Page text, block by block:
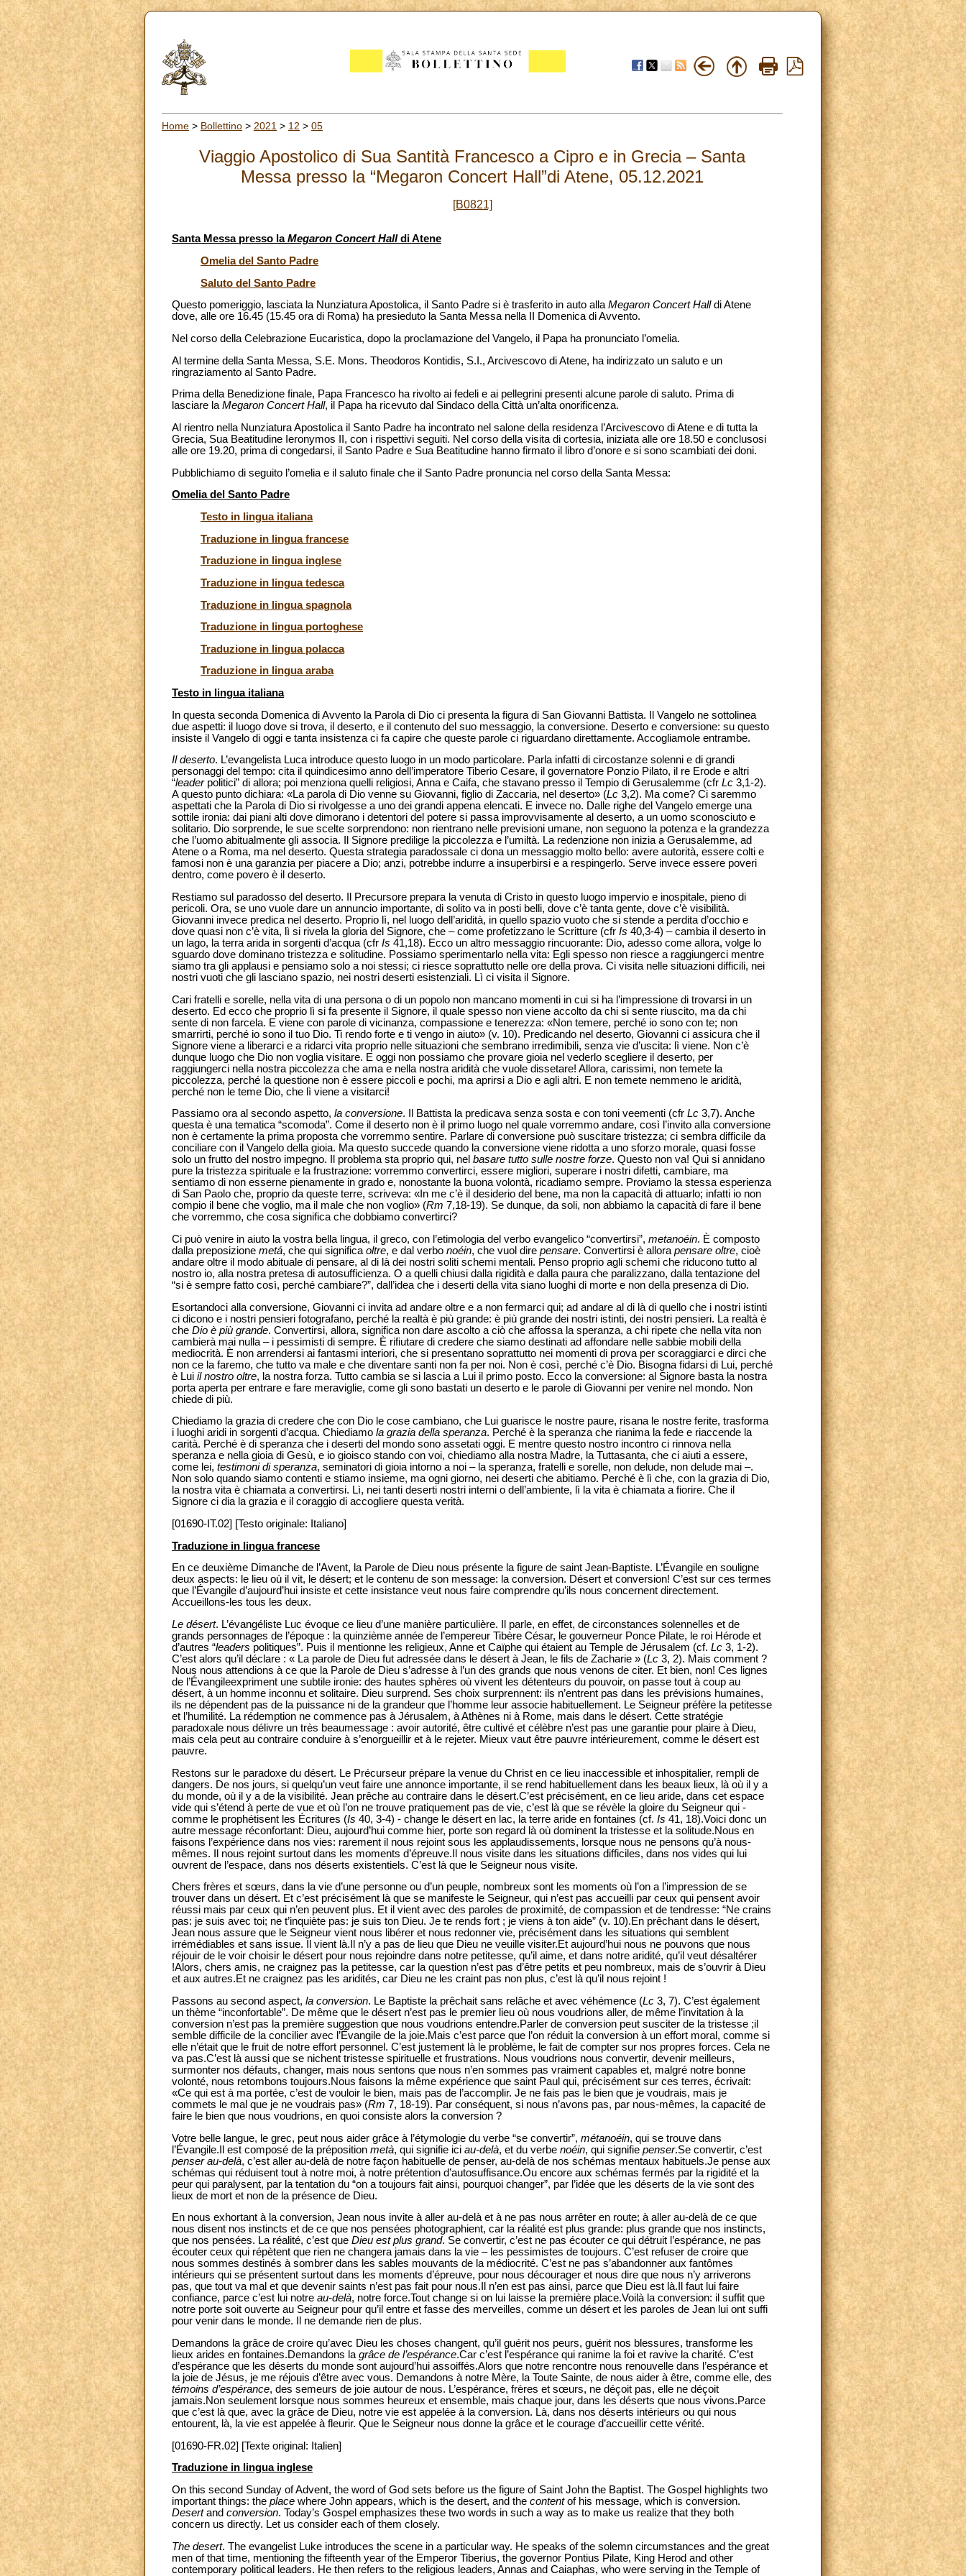
Home > Bollettino > 2021 > 12 > 05
Viaggio Apostolico di Sua Santità Francesco a Cipro e in Grecia – Santa
Messa presso la “Megaron Concert Hall”di Atene, 05.12.2021
[B0821]
Santa Messa presso laMegaron Concert Halldi Atene
Omelia del Santo Padre
Saluto del Santo Padre
Questo pomeriggio, lasciata la Nunziatura Apostolica, il Santo Padre si è trasferito in auto allaMegaron Concert Halldi Atene
dove, alle ore 16.45 (15.45 ora di Roma) ha presieduto la Santa Messa nella II Domenica di Avvento.
Nel corso della Celebrazione Eucaristica, dopo la proclamazione del Vangelo, il Papa ha pronunciato l’omelia.
Al termine della Santa Messa, S.E. Mons. Theodoros Kontidis, S.I., Arcivescovo di Atene, ha indirizzato un saluto e un
ringraziamento al Santo Padre.
Prima della Benedizione finale, Papa Francesco ha rivolto ai fedeli e ai pellegrini presenti alcune parole di saluto. Prima di
lasciare laMegaron Concert Hall, il Papa ha ricevuto dal Sindaco della Città un’alta onorificenza.
Al rientro nella Nunziatura Apostolica il Santo Padre ha incontrato nel salone della residenza l’Arcivescovo di Atene e di tutta la
Grecia, Sua Beatitudine Ieronymos II, con i rispettivi seguiti. Nel corso della visita di cortesia, iniziata alle ore 18.50 e conclusosi
alle ore 19.20, prima di congedarsi, il Santo Padre e Sua Beatitudine hanno firmato il libro d’onore e si sono scambiati dei doni.
Pubblichiamo di seguito l’omelia e il saluto finale che il Santo Padre pronuncia nel corso della Santa Messa:
Omelia del Santo Padre
Testo in lingua italiana
Traduzione in lingua francese
Traduzione in lingua inglese
Traduzione in lingua tedesca
Traduzione in lingua spagnola
Traduzione in lingua portoghese
Traduzione in lingua polacca
Traduzione in lingua araba
Testo in lingua italiana
In questa seconda Domenica di Avvento la Parola di Dio ci presenta la figura di San Giovanni Battista. Il Vangelo ne sottolinea
due aspetti: il luogo dove si trova, il deserto, e il contenuto del suo messaggio, la conversione. Deserto e conversione: su questo
insiste il Vangelo di oggi e tanta insistenza ci fa capire che queste parole ci riguardano direttamente. Accogliamole entrambe.
Il deserto. L’evangelista Luca introduce questo luogo in un modo particolare. Parla infatti di circostanze solenni e di grandi
personaggi del tempo: cita il quindicesimo anno dell’imperatore Tiberio Cesare, il governatore Ponzio Pilato, il re Erode e altri
“leaderpolitici” di allora; poi menziona quelli religiosi, Anna e Caifa, che stavano presso il Tempio di Gerusalemme (cfr Lc 3,1-2).
A questo punto dichiara: «La parola di Dio venne su Giovanni, figlio di Zaccaria, nel deserto» (Lc 3,2). Ma come? Ci saremmo
aspettati che la Parola di Dio si rivolgesse a uno dei grandi appena elencati. E invece no. Dalle righe del Vangelo emerge una
sottile ironia: dai piani alti dove dimorano i detentori del potere si passa improvvisamente al deserto, a un uomo sconosciuto e
solitario. Dio sorprende, le sue scelte sorprendono: non rientrano nelle previsioni umane, non seguono la potenza e la grandezza
che l’uomo abitualmente gli associa. Il Signore predilige la piccolezza e l’umiltà. La redenzione non inizia a Gerusalemme, ad
Atene o a Roma, ma nel deserto. Questa strategia paradossale ci dona un messaggio molto bello: avere autorità, essere colti e
famosi non è una garanzia per piacere a Dio; anzi, potrebbe indurre a insuperbirsi e a respingerlo. Serve invece essere poveri
dentro, come povero è il deserto.
Restiamo sul paradosso del deserto. Il Precursore prepara la venuta di Cristo in questo luogo impervio e inospitale, pieno di
pericoli. Ora, se uno vuole dare un annuncio importante, di solito va in posti belli, dove c’è tanta gente, dove c’è visibilità.
Giovanni invece predica nel deserto. Proprio lì, nel luogo dell’aridità, in quello spazio vuoto che si stende a perdita d’occhio e
dove quasi non c’è vita, lì si rivela la gloria del Signore, che – come profetizzano le Scritture (cfr Is 40,3-4) – cambia il deserto in
un lago, la terra arida in sorgenti d’acqua (cfr Is 41,18). Ecco un altro messaggio rincuorante: Dio, adesso come allora, volge lo
sguardo dove dominano tristezza e solitudine. Possiamo sperimentarlo nella vita: Egli spesso non riesce a raggiungerci mentre
siamo tra gli applausi e pensiamo solo a noi stessi; ci riesce soprattutto nelle ore della prova. Ci visita nelle situazioni difficili, nei
nostri vuoti che gli lasciano spazio, nei nostri deserti esistenziali. Lì ci visita il Signore.
Cari fratelli e sorelle, nella vita di una persona o di un popolo non mancano momenti in cui si ha l’impressione di trovarsi in un
deserto. Ed ecco che proprio lì si fa presente il Signore, il quale spesso non viene accolto da chi si sente riuscito, ma da chi
sente di non farcela. E viene con parole di vicinanza, compassione e tenerezza: «Non temere, perché io sono con te; non
smarrirti, perché io sono il tuo Dio. Ti rendo forte e ti vengo in aiuto» (v. 10). Predicando nel deserto, Giovanni ci assicura che il
Signore viene a liberarci e a ridarci vita proprio nelle situazioni che sembrano irredimibili, senza vie d’uscita: lì viene. Non c’è
dunque luogo che Dio non voglia visitare. E oggi non possiamo che provare gioia nel vederlo scegliere il deserto, per
raggiungerci nella nostra piccolezza che ama e nella nostra aridità che vuole dissetare! Allora, carissimi, non temete la
piccolezza, perché la questione non è essere piccoli e pochi, ma aprirsi a Dio e agli altri. E non temete nemmeno le aridità,
perché non le teme Dio, che lì viene a visitarci!
Passiamo ora al secondo aspetto, la conversione. Il Battista la predicava senza sosta e con toni veementi (cfr Lc 3,7). Anche
questa è una tematica “scomoda”. Come il deserto non è il primo luogo nel quale vorremmo andare, così l’invito alla conversione
non è certamente la prima proposta che vorremmo sentire. Parlare di conversione può suscitare tristezza; ci sembra difficile da
conciliare con il Vangelo della gioia. Ma questo succede quando la conversione viene ridotta a uno sforzo morale, quasi fosse
solo un frutto del nostro impegno. Il problema sta proprio qui, nel basare tutto sulle nostre forze. Questo non va! Qui si annidano
pure la tristezza spirituale e la frustrazione: vorremmo convertirci, essere migliori, superare i nostri difetti, cambiare, ma
sentiamo di non esserne pienamente in grado e, nonostante la buona volontà, ricadiamo sempre. Proviamo la stessa esperienza
di San Paolo che, proprio da queste terre, scriveva: «In me c’è il desiderio del bene, ma non la capacità di attuarlo; infatti io non
compio il bene che voglio, ma il male che non voglio» (Rm 7,18-19). Se dunque, da soli, non abbiamo la capacità di fare il bene
che vorremmo, che cosa significa che dobbiamo convertirci?
Ci può venire in aiuto la vostra bella lingua, il greco, con l’etimologia del verbo evangelico “convertirsi”, metanoéin. È composto
dalla preposizione metá, che qui significa oltre, e dal verbo noéin, che vuol dire pensare. Convertirsi è allora pensare oltre, cioè
andare oltre il modo abituale di pensare, al di là dei nostri soliti schemi mentali. Penso proprio agli schemi che riducono tutto al
nostro io, alla nostra pretesa di autosufficienza. O a quelli chiusi dalla rigidità e dalla paura che paralizzano, dalla tentazione del
“si è sempre fatto così, perché cambiare?”, dall’idea che i deserti della vita siano luoghi di morte e non della presenza di Dio.
Esortandoci alla conversione, Giovanni ci invita ad andare oltre e a non fermarci qui; ad andare al di là di quello che i nostri istinti
ci dicono e i nostri pensieri fotografano, perché la realtà è più grande: è più grande dei nostri istinti, dei nostri pensieri. La realtà è
che Dio è più grande. Convertirsi, allora, significa non dare ascolto a ciò che affossa la speranza, a chi ripete che nella vita non
cambierà mai nulla – i pessimisti di sempre. È rifiutare di credere che siamo destinati ad affondare nelle sabbie mobili della
mediocrità. È non arrendersi ai fantasmi interiori, che si presentano soprattutto nei momenti di prova per scoraggiarci e dirci che
non ce la faremo, che tutto va male e che diventare santi non fa per noi. Non è così, perché c’è Dio. Bisogna fidarsi di Lui, perché
è Lui il nostro oltre, la nostra forza. Tutto cambia se si lascia a Lui il primo posto. Ecco la conversione: al Signore basta la nostra
porta aperta per entrare e fare meraviglie, come gli sono bastati un deserto e le parole di Giovanni per venire nel mondo. Non
chiede di più.
Chiediamo la grazia di credere che con Dio le cose cambiano, che Lui guarisce le nostre paure, risana le nostre ferite, trasforma
i luoghi aridi in sorgenti d’acqua. Chiediamo la grazia della speranza. Perché è la speranza che rianima la fede e riaccende la
carità. Perché è di speranza che i deserti del mondo sono assetati oggi. E mentre questo nostro incontro ci rinnova nella
speranza e nella gioia di Gesù, e io gioisco stando con voi, chiediamo alla nostra Madre, la Tuttasanta, che ci aiuti a essere,
come lei, testimoni di speranza, seminatori di gioia intorno a noi – la speranza, fratelli e sorelle, non delude, non delude mai –.
Non solo quando siamo contenti e stiamo insieme, ma ogni giorno, nei deserti che abitiamo. Perché è lì che, con la grazia di Dio,
la nostra vita è chiamata a convertirsi. Lì, nei tanti deserti nostri interni o dell’ambiente, lì la vita è chiamata a fiorire. Che il
Signore ci dia la grazia e il coraggio di accogliere questa verità.
[01690-IT.02] [Testo originale: Italiano]
Traduzione in lingua francese
En ce deuxième Dimanche de l’Avent, la Parole de Dieu nous présente la figure de saint Jean-Baptiste. L’Évangile en souligne
deux aspects: le lieu où il vit, le désert; et le contenu de son message: la conversion. Désert et conversion! C’est sur ces termes
que l’Évangile d’aujourd’hui insiste et cette insistance veut nous faire comprendre qu’ils nous concernent directement.
Accueillons-les tous les deux.
Le désert. L’évangéliste Luc évoque ce lieu d’une manière particulière. Il parle, en effet, de circonstances solennelles et de
grands personnages de l’époque : la quinzième année de l’empereur Tibère César, le gouverneur Ponce Pilate, le roi Hérode et
d’autres “leaders politiques”. Puis il mentionne les religieux, Anne et Caïphe qui étaient au Temple de Jérusalem (cf. Lc 3, 1-2).
C’est alors qu’il déclare : « La parole de Dieu fut adressée dans le désert à Jean, le fils de Zacharie » (Lc 3, 2). Mais comment ?
Nous nous attendions à ce que la Parole de Dieu s’adresse à l’un des grands que nous venons de citer. Et bien, non! Ces lignes
de l’Évangileexpriment une subtile ironie: des hautes sphères où vivent les détenteurs du pouvoir, on passe tout à coup au
désert, à un homme inconnu et solitaire. Dieu surprend. Ses choix surprennent: ils n’entrent pas dans les prévisions humaines,
ils ne dépendent pas de la puissance ni de la grandeur que l’homme leur associe habituellement. Le Seigneur préfère la petitesse
et l’humilité. La rédemption ne commence pas à Jérusalem, à Athènes ni à Rome, mais dans le désert. Cette stratégie
paradoxale nous délivre un très beaumessage : avoir autorité, être cultivé et célèbre n’est pas une garantie pour plaire à Dieu,
mais cela peut au contraire conduire à s’enorgueillir et à le rejeter. Mieux vaut être pauvre intérieurement, comme le désert est
pauvre.
Restons sur le paradoxe du désert. Le Précurseur prépare la venue du Christ en ce lieu inaccessible et inhospitalier, rempli de
dangers. De nos jours, si quelqu’un veut faire une annonce importante, il se rend habituellement dans les beaux lieux, là où il y a
du monde, où il y a de la visibilité. Jean prêche au contraire dans le désert.C’est précisément, en ce lieu aride, dans cet espace
vide qui s’étend à perte de vue et où l’on ne trouve pratiquement pas de vie, c’est là que se révèle la gloire du Seigneur qui -
comme le prophétisent les Écritures (Is 40, 3-4) - change le désert en lac, la terre aride en fontaines (cf. Is 41, 18).Voici donc un
autre message réconfortant: Dieu, aujourd’hui comme hier, porte son regard là où dominent la tristesse et la solitude.Nous en
faisons l’expérience dans nos vies: rarement il nous rejoint sous les applaudissements, lorsque nous ne pensons qu’à nous-
mêmes. Il nous rejoint surtout dans les moments d’épreuve.Il nous visite dans les situations difficiles, dans nos vides qui lui
ouvrent de l’espace, dans nos déserts existentiels. C’est là que le Seigneur nous visite.
Chers frères et sœurs, dans la vie d’une personne ou d’un peuple, nombreux sont les moments où l’on a l’impression de se
trouver dans un désert. Et c’est précisément là que se manifeste le Seigneur, qui n’est pas accueilli par ceux qui pensent avoir
réussi mais par ceux qui n’en peuvent plus. Et il vient avec des paroles de proximité, de compassion et de tendresse: “Ne crains
pas: je suis avec toi; ne t’inquiète pas: je suis ton Dieu. Je te rends fort ; je viens à ton aide” (v. 10).En prêchant dans le désert,
Jean nous assure que le Seigneur vient nous libérer et nous redonner vie, précisément dans les situations qui semblent
irrémédiables et sans issue. Il vient là.Il n’y a pas de lieu que Dieu ne veuille visiter.Et aujourd’hui nous ne pouvons que nous
réjouir de le voir choisir le désert pour nous rejoindre dans notre petitesse, qu’il aime, et dans notre aridité, qu’il veut désaltérer
!Alors, chers amis, ne craignez pas la petitesse, car la question n’est pas d’être petits et peu nombreux, mais de s’ouvrir à Dieu
et aux autres.Et ne craignez pas les aridités, car Dieu ne les craint pas non plus, c’est là qu’il nous rejoint !
Passons au second aspect, la conversion. Le Baptiste la prêchait sans relâche et avec véhémence (Lc 3, 7). C’est également
un thème “inconfortable”. De même que le désert n’est pas le premier lieu où nous voudrions aller, de même l’invitation à la
conversion n’est pas la première suggestion que nous voudrions entendre.Parler de conversion peut susciter de la tristesse ;il
semble difficile de la concilier avec l’Évangile de la joie.Mais c’est parce que l’on réduit la conversion à un effort moral, comme si
elle n’était que le fruit de notre effort personnel. C’est justement là le problème, le fait de compter sur nos propres forces. Cela ne
va pas.C’est là aussi que se nichent tristesse spirituelle et frustrations. Nous voudrions nous convertir, devenir meilleurs,
surmonter nos défauts, changer, mais nous sentons que nous n’en sommes pas vraiment capables et, malgré notre bonne
volonté, nous retombons toujours.Nous faisons la même expérience que saint Paul qui, précisément sur ces terres, écrivait:
«Ce qui est à ma portée, c’est de vouloir le bien, mais pas de l’accomplir. Je ne fais pas le bien que je voudrais, mais je
commets le mal que je ne voudrais pas» (Rm 7, 18-19). Par conséquent, si nous n’avons pas, par nous-mêmes, la capacité de
faire le bien que nous voudrions, en quoi consiste alors la conversion ?
Votre belle langue, le grec, peut nous aider grâce à l’étymologie du verbe “se convertir”, métanoéin, qui se trouve dans
l’Évangile.Il est composé de la préposition metà, qui signifie ici au-delà, et du verbe noéin, qui signifie penser.Se convertir, c’est
penser au-delà, c’est aller au-delà de notre façon habituelle de penser, au-delà de nos schémas mentaux habituels.Je pense aux
schémas qui réduisent tout à notre moi, à notre prétention d’autosuffisance.Ou encore aux schémas fermés par la rigidité et la
peur qui paralysent, par la tentation du “on a toujours fait ainsi, pourquoi changer”, par l’idée que les déserts de la vie sont des
lieux de mort et non de la présence de Dieu.
En nous exhortant à la conversion, Jean nous invite à aller au-delà et à ne pas nous arrêter en route; à aller au-delà de ce que
nous disent nos instincts et de ce que nos pensées photographient, car la réalité est plus grande: plus grande que nos instincts,
que nos pensées. La réalité, c’est que Dieu est plus grand. Se convertir, c’est ne pas écouter ce qui détruit l’espérance, ne pas
écouter ceux qui répètent que rien ne changera jamais dans la vie – les pessimistes de toujours. C’est refuser de croire que
nous sommes destinés à sombrer dans les sables mouvants de la médiocrité. C’est ne pas s’abandonner aux fantômes
intérieurs qui se présentent surtout dans les moments d’épreuve, pour nous décourager et nous dire que nous n’y arriverons
pas, que tout va mal et que devenir saints n’est pas fait pour nous.Il n’en est pas ainsi, parce que Dieu est là.Il faut lui faire
confiance, parce c’est lui notre au-delà, notre force.Tout change si on lui laisse la première place.Voilà la conversion: il suffit que
notre porte soit ouverte au Seigneur pour qu’il entre et fasse des merveilles, comme un désert et les paroles de Jean lui ont suffi
pour venir dans le monde. Il ne demande rien de plus.
Demandons la grâce de croire qu’avec Dieu les choses changent, qu’il guérit nos peurs, guérit nos blessures, transforme les
lieux arides en fontaines.Demandons la grâce de l’espérance.Car c’est l’espérance qui ranime la foi et ravive la charité. C’est
d’espérance que les déserts du monde sont aujourd’hui assoiffés.Alors que notre rencontre nous renouvelle dans l’espérance et
la joie de Jésus, je me réjouis d’être avec vous. Demandons à notre Mère, la Toute Sainte, de nous aider à être, comme elle, des
témoins d’espérance, des semeurs de joie autour de nous. L’espérance, frères et sœurs, ne déçoit pas, elle ne déçoit
jamais.Non seulement lorsque nous sommes heureux et ensemble, mais chaque jour, dans les déserts que nous vivons.Parce
que c’est là que, avec la grâce de Dieu, notre vie est appelée à la conversion. Là, dans nos déserts intérieurs ou qui nous
entourent, là, la vie est appelée à fleurir. Que le Seigneur nous donne la grâce et le courage d’accueillir cette vérité.
[01690-FR.02] [Texte original: Italien]
Traduzione in lingua inglese
On this second Sunday of Advent, the word of God sets before us the figure of Saint John the Baptist. The Gospel highlights two
important things: the place where John appears, which is the desert, and the contentof his message, which is conversion.
Desertand conversion. Today’s Gospel emphasizes these two words in such a way as to make us realize that they both
concern us directly. Let us consider each of them closely.
The desert. The evangelist Luke introduces the scene in a particular way. He speaks of the solemn circumstances and the great
men of that time, mentioning the fifteenth year of the Emperor Tiberius, the governor Pontius Pilate, King Herod and other
contemporary political leaders. He then refers to the religious leaders, Annas and Caiaphas, who were serving in the Temple of